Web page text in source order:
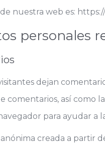
nuestra web es:
personales
dejan
comentarios, así como
para ayudar a
creada a partir